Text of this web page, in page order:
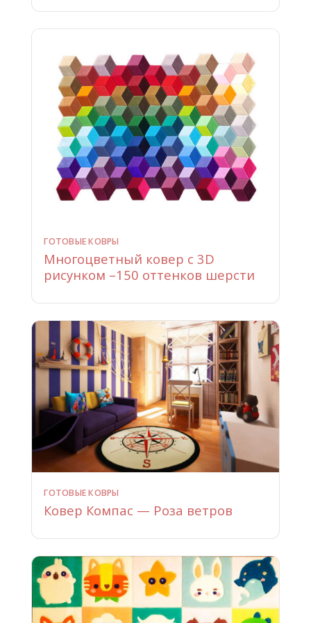
ГОТОВЫЕ КОВРЫ
Многоцветный ковер с 3D
рисунком –150 оттенков шерсти
ГОТОВЫЕ КОВРЫ
Ковер Компас — Роза ветров